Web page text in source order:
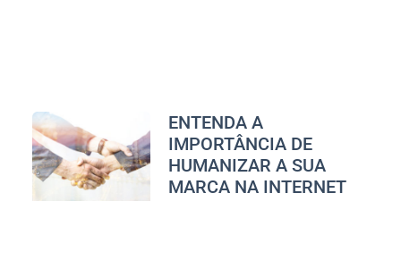
ENTENDA A
IMPORTÂNCIA DE
HUMANIZAR A SUA
MARCA NA INTERNET